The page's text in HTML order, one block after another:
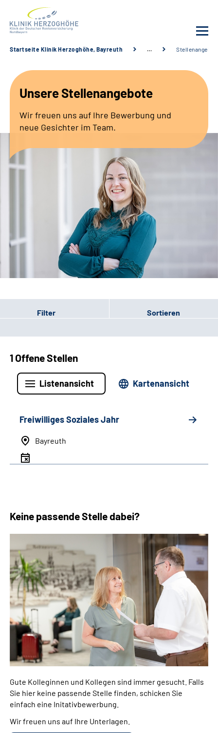
Leistungsangebot
Fachbereiche
Service
Leichte Sprache
Gebärdensprache
Patienten-Login
Startseite Klinik Herzoghöhe, Bayreuth …
Unsere Stellenangebote
Wir freuen uns auf Ihre Bewerbung und
neue Gesichter im Team.
Filter Sortieren
1 Offene Stellen
Listenansicht Kartenansicht
Freiwilliges Soziales Jahr
Bayreuth
Keine passende Stelle dabei?
Gute Kolleginnen und Kollegen sind immer gesucht. Falls
Sie hier keine passende Stelle finden, schicken Sie
einfach eine Initativbewerbung.
Wir freuen uns auf Ihre Unterlagen.